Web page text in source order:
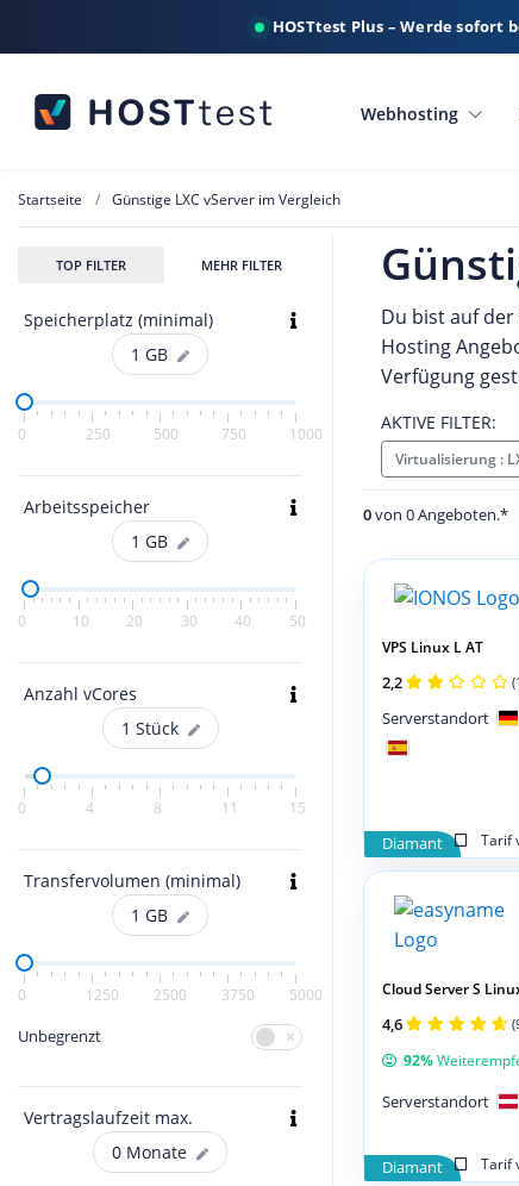
HOSTtest Plus – Werde
Webhosting
Startseite Günstige LXC vServer im Vergleich
TOP FILTER MEHR FILTER
Speicherplatz (minimal)
1 GB
0 250 500 750 1000
Arbeitsspeicher
1 GB
0 10 20 30 40 50
Anzahl vCores
1 Stück
0 4 8 11 15
Transfervolumen (minimal)
1 GB
0 1250 2500 3750 5000
Unbegrenzt
Vertragslaufzeit max.
0 Monate
Du bist auf
Hosting
Verfügung
AKTIVE FILTER:
Virtualisierung :
0von 0 Angeboten.*
Diamant
Tarif
VPS Linux L AT
2,2
Serverstandort
Diamant Tarif
Cloud Server S
4,6
92%
Serverstandort